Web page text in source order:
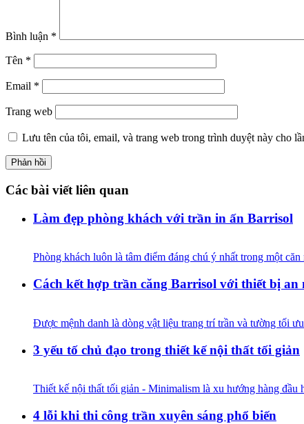
Bình luận *
Tên *
Email *
Trang web
Lưu tên của tôi, email, và trang web trong trình duyệt này cho
Các bài viết liên quan
Làm đẹp phòng khách với trần in ấn Barrisol
Phòng khách luôn là tâm điểm đáng chú ý nhất trong một
Cách kết hợp trần căng Barrisol với thiết bị an
Được mệnh danh là dòng vật liệu trang trí trần và tường tối
3 yếu tố chủ đạo trong thiết kế nội thất tối giản
Thiết kế nội thất tối giản - Minimalism là xu hướng hàng đầu
4 lỗi khi thi công trần xuyên sáng phổ biến